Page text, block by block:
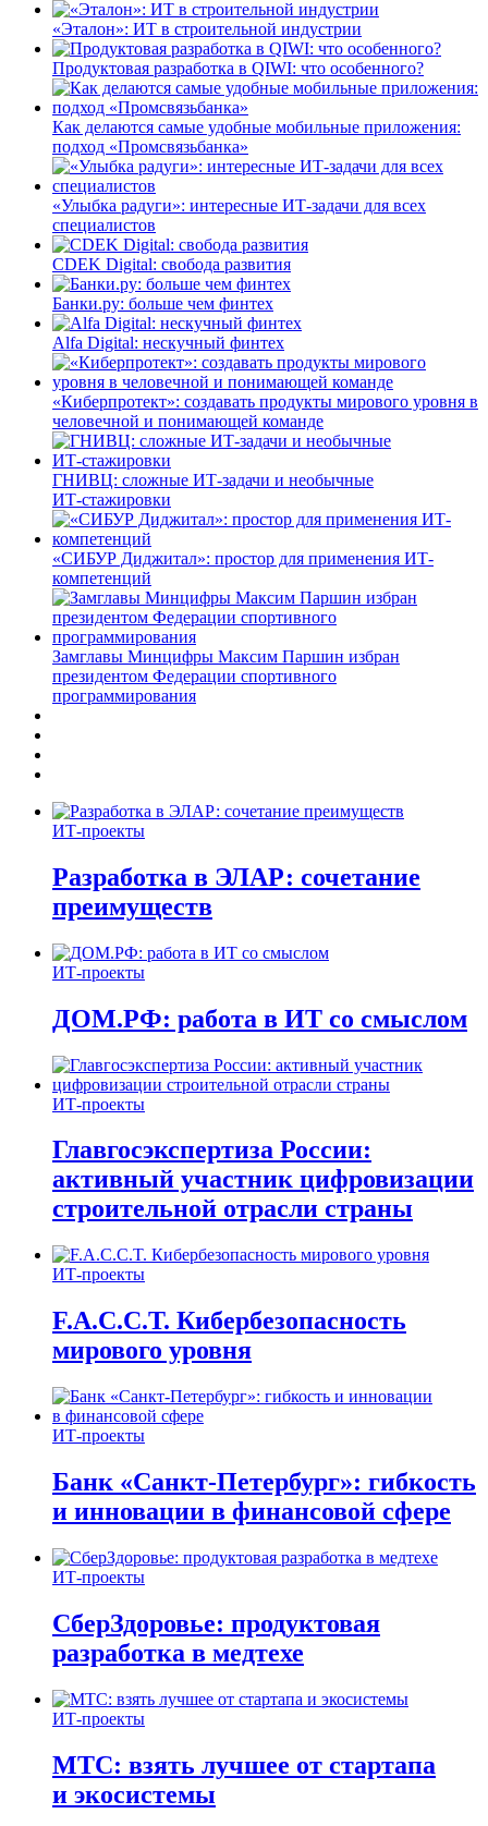
«Эталон»: ИТ в строительной индустрии
Продуктовая разработка в QIWI: что особенного?
Как делаются самые удобные мобильные приложения:
подход «Промсвязьбанка»
«Улыбка радуги»: интересные ИТ-задачи для всех
специалистов
CDEK Digital: свобода развития
Банки.ру: больше чем финтех
Alfa Digital: нескучный финтех
«Киберпротект»: создавать продукты мирового уровня в
человечной и понимающей команде
ГНИВЦ: сложные ИТ‑задачи и необычные
ИТ‑стажировки
«СИБУР Диджитал»: простор для применения ИТ-
компетенций
Замглавы Минцифры Максим Паршин избран
президентом Федерации спортивного
программирования
ИТ-проекты
Разработка в ЭЛАР: сочетание
преимуществ
ИТ-проекты
ДОМ.РФ: работа в ИТ со смыслом
ИТ-проекты
Главгосэкспертиза России:
активный участник цифровизации
строительной отрасли страны
ИТ-проекты
F.A.C.C.T. Кибербезопасность
мирового уровня
ИТ-проекты
Банк «Санкт-Петербург»: гибкость
и инновации в финансовой сфере
ИТ-проекты
СберЗдоровье: продуктовая
разработка в медтехе
ИТ-проекты
МТС: взять лучшее от стартапа
и экосистемы